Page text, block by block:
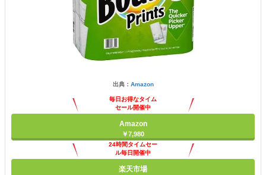
出典： Amazon
毎日お得なタイム
セール開催中
Amazon
￥7,980
24時間タイムセー
ル毎日開催中
楽天市場